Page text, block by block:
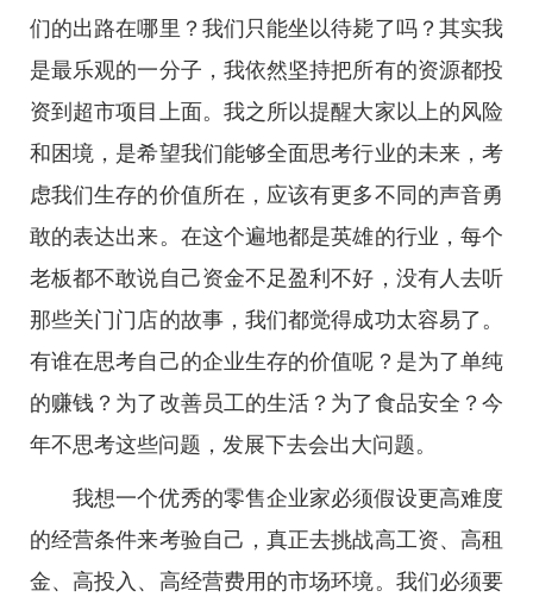
们的出路在哪里？我们只能坐以待毙了吗？其实我
是最乐观的一分子，我依然坚持把所有的资源都投
资到超市项目上面。我之所以提醒大家以上的风险
和困境，是希望我们能够全面思考行业的未来，考
虑我们生存的价值所在，应该有更多不同的声音勇
敢的表达出来。在这个遍地都是英雄的行业，每个
老板都不敢说自己资金不足盈利不好，没有人去听
那些关门门店的故事，我们都觉得成功太容易了。
有谁在思考自己的企业生存的价值呢？是为了单纯
的赚钱？为了改善员工的生活？为了食品安全？今
年不思考这些问题，发展下去会出大问题。
我想一个优秀的零售企业家必须假设更高难度
的经营条件来考验自己，真正去挑战高工资、高租
金、高投入、高经营费用的市场环境。我们必须要